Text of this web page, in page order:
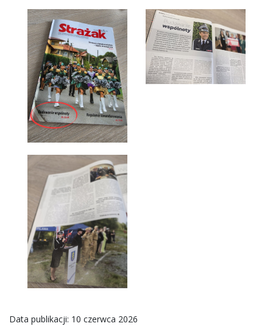
Data publikacji: 10 czerwca 2026